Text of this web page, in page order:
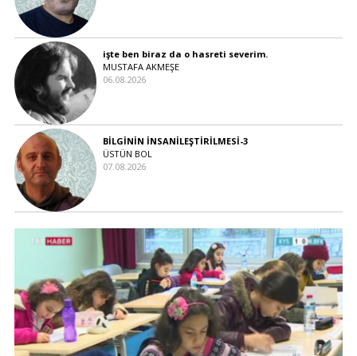
işte ben biraz da o hasreti severim.
MUSTAFA AKMEŞE
06.08.2026
BİLGİNİN İNSANİLEŞTİRİLMESİ-3
ÜSTÜN BOL
07.08.2026